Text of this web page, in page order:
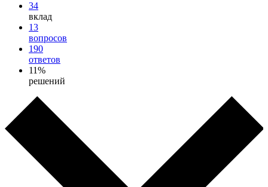
34
вклад
13
вопросов
190
ответов
11%
решений